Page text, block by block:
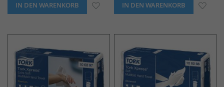
IN DEN WARENKORB ZUR IN DEN WARENKORB ZUR